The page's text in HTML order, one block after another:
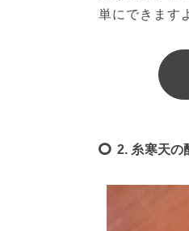
単にできます
2. 糸寒天の